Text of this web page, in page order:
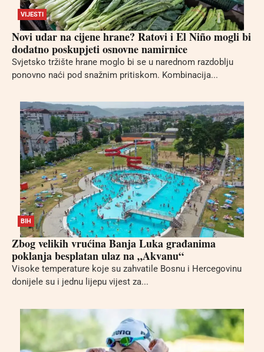
VIJESTI
Novi udar na cijene hrane? Ratovi i El Niño mogli bi
dodatno poskupjeti osnovne namirnice
Svjetsko tržište hrane moglo bi se u narednom razdoblju
ponovno naći pod snažnim pritiskom. Kombinacija...
BIH
Zbog velikih vrućina Banja Luka građanima
poklanja besplatan ulaz na „Akvanu“
Visoke temperature koje su zahvatile Bosnu i Hercegovinu
donijele su i jednu lijepu vijest za...